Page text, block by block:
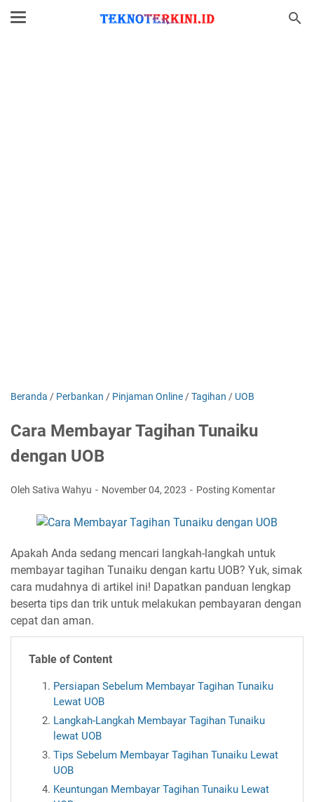
Beranda / Perbankan / Pinjaman Online /Tagihan / UOB
Cara Membayar Tagihan Tunaiku
dengan UOB
Oleh Sativa Wahyu November 04, 2023 Posting Komentar
Apakah Anda sedang mencari langkah-langkah untuk
membayar tagihan Tunaiku dengan kartu UOB? Yuk, simak
cara mudahnya di artikel ini! Dapatkan panduan lengkap
beserta tips dan trik untuk melakukan pembayaran dengan
cepat dan aman.
Table of Content
Persiapan Sebelum Membayar Tagihan Tunaiku
Lewat UOB
Langkah-Langkah Membayar Tagihan Tunaiku
lewat UOB
Tips Sebelum Membayar Tagihan Tunaiku Lewat
UOB
Keuntungan Membayar Tagihan Tunaiku Lewat